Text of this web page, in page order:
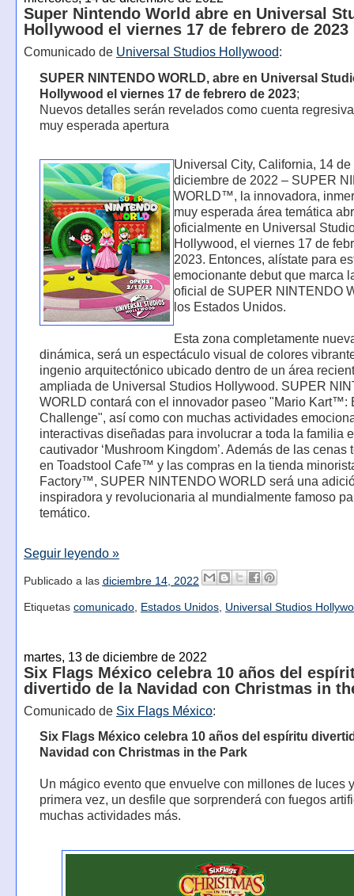
Super Nintendo World abre en Universal
Hollywood el viernes 17 de febrero de 2023
Comunicado de Universal Studios Hollywood:
SUPER NINTENDO WORLD, abre en Universal
Hollywood el viernes 17 de febrero de 2023;
Nuevos detalles serán revelados como cuenta
muy esperada apertura
Universal City, California, 14 de
diciembre de 2022 – SUPER
WORLD™, la innovadora,
muy esperada área temática
oficialmente en Universal
Hollywood, el viernes 17 de
2023. Entonces, alístate para
emocionante debut que marca
oficial de SUPER NINTENDO
los Estados Unidos.
Esta zona completamente
dinámica, será un espectáculo visual de colores
ingenio arquitectónico ubicado dentro de un área
ampliada de Universal Studios Hollywood. SUPER
WORLD contará con el innovador paseo "Mario Kart™:
Challenge", así como con muchas actividades
interactivas diseñadas para involucrar a toda la familia
cautivador ‘Mushroom Kingdom’. Además de las cenas
en Toadstool Cafe™ y las compras en la tienda
Factory™, SUPER NINTENDO WORLD será una
inspiradora y revolucionaria al mundialmente famoso
temático.
Seguir leyendo »
Publicado a las diciembre 14, 2022
Etiquetas comunicado, Estados Unidos, Universal Studios
martes, 13 de diciembre de 2022
Six Flags México celebra 10 años del
divertido de la Navidad con Christmas in
Comunicado de Six Flags México:
Six Flags México celebra 10 años del espíritu
Navidad con Christmas in the Park
Un mágico evento que envuelve con millones de luces
primera vez, un desfile que sorprenderá con fuegos
muchas actividades más.